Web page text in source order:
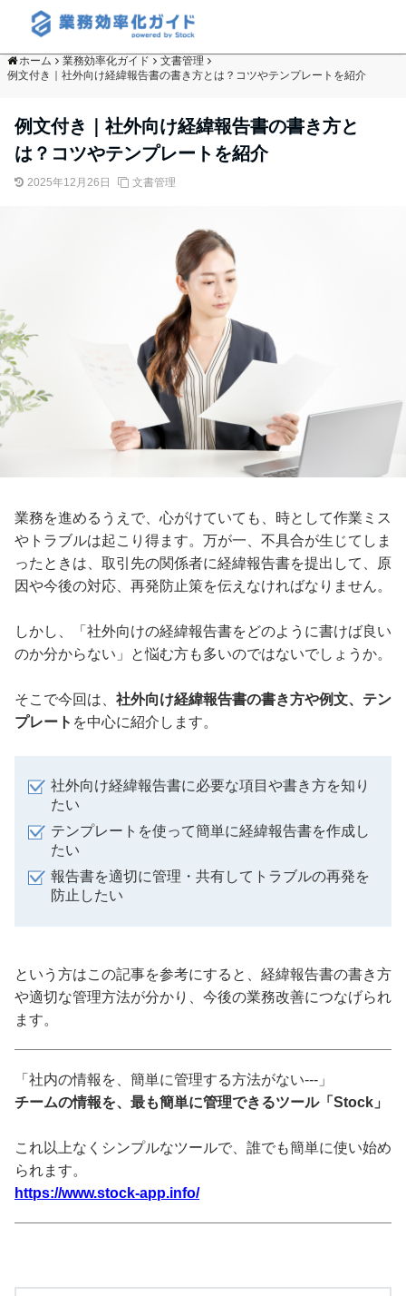
ホーム 業務効率化ガイド
文書管理
例文付き｜社外向け経緯報告書の書き方とは？コツやテンプレートを紹介
例文付き｜社外向け経緯報告書の書き方と
は？コツやテンプレートを紹介
2025年12月26日 文書管理
業務を進めるうえで、心がけていても、時として作業ミス
やトラブルは起こり得ます。万が一、不具合が生じてしま
ったときは、取引先の関係者に経緯報告書を提出して、原
因や今後の対応、再発防止策を伝えなければなりません。
しかし、「社外向けの経緯報告書をどのように書けば良い
のか分からない」と悩む方も多いのではないでしょうか。
そこで今回は、 社外向け経緯報告書の書き方や例文、テン
プレート を中心に紹介します。
社外向け経緯報告書に必要な項目や書き方を知り
たい
テンプレートを使って簡単に経緯報告書を作成し
たい
報告書を適切に管理・共有してトラブルの再発を
防止したい
という方はこの記事を参考にすると、経緯報告書の書き方
や適切な管理方法が分かり、今後の業務改善につなげられ
ます。
「社内の情報を、簡単に管理する方法がない---」
チームの情報を、最も簡単に管理できるツール「Stock」
これ以上なくシンプルなツールで、誰でも簡単に使い始め
られます。
https://www.stock-app.info/